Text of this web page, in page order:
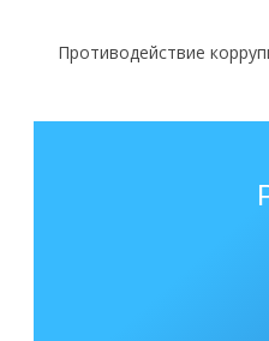
Противодействие